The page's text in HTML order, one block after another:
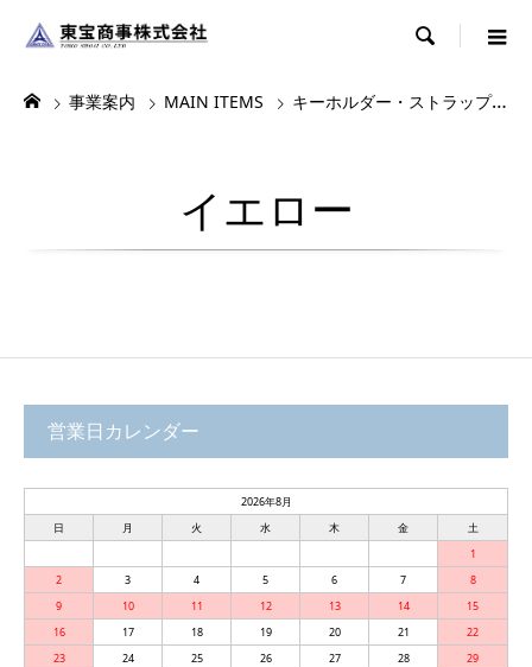

事業案内 MAIN ITEMS キーホルダー・ストラップ・根付
イエロー
営業日カレンダー
2026年8月
日
月 火 水 木 金
土
1
2
3 4 5 6 7
8
9
10 11 12 13 14
15
16
17 18 19 20 21
22
23
24 25 26 27 28
29